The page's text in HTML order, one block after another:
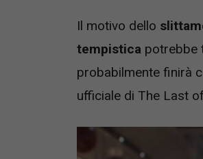
Il motivo dello
tempistica potrebbe
probabilmente finirà
ufficiale di The Last